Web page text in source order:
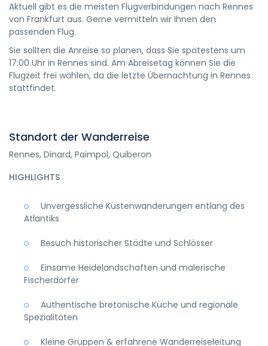
Aktuell gibt es die meisten Flugverbindungen nach Rennes
von Frankfurt aus. Gerne vermitteln wir Ihnen den
passenden Flug.
Sie sollten die Anreise so planen, dass Sie spätestens um
17:00 Uhr in Rennes sind. Am Abreisetag können Sie die
Flugzeit frei wählen, da die letzte Übernachtung in Rennes
stattfindet.
Standort der Wanderreise
Rennes, Dinard, Paimpol, Quiberon
HIGHLIGHTS
Unvergessliche Küstenwanderungen entlang des
Atlantiks
Besuch historischer Städte und Schlösser
Einsame Heidelandschaften und malerische
Fischerdörfer
Authentische bretonische Küche und regionale
Spezialitäten
Kleine Gruppen & erfahrene Wanderreiseleitung